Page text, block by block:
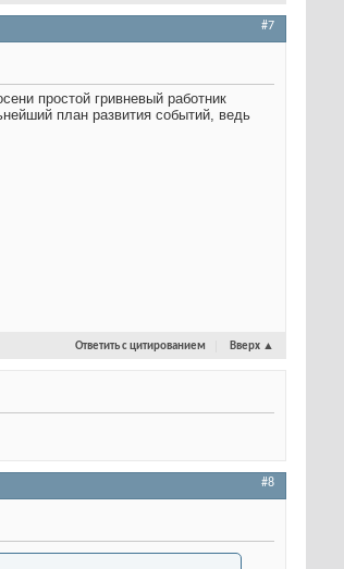
#7
простой гривневый работник
план развития событий, ведь
Ответить с цитированием Вверх ▲
#8